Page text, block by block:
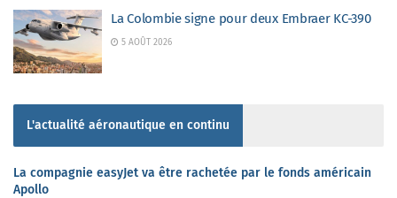
La Colombie signe pour deux Embraer KC-390
5 AOÛT 2026
L'actualité aéronautique en continu
La compagnie easyJet va être rachetée par le fonds américain
Apollo